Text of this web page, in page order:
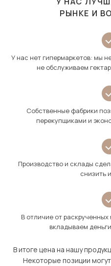
РЫНКЕ И
У нас нет гипермаркетов: мы
не обслуживаем
Собственные фабрики
перекупщиками и
Производство и склады
снизить
В отличие от
вкладываем
В итоге цена на нашу
Некоторые позиции